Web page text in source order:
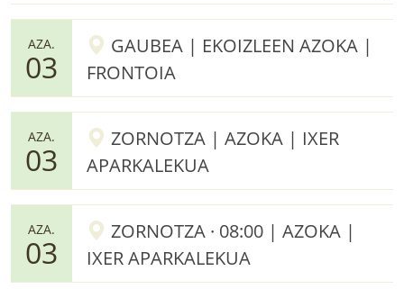
AZA.
03
GAUBEA | EKOIZLEEN AZOKA |
FRONTOIA
AZA.
03
ZORNOTZA | AZOKA | IXER
APARKALEKUA
AZA.
03
ZORNOTZA · 08:00 | AZOKA |
IXER APARKALEKUA